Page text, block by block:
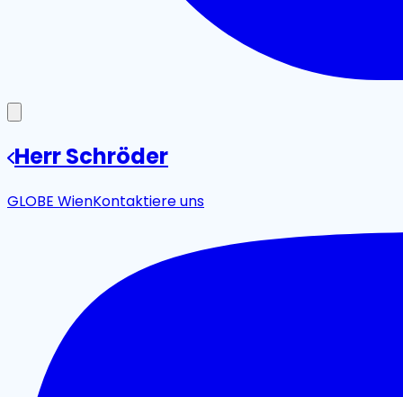
Herr Schröder
GLOBE WienKontaktiere uns